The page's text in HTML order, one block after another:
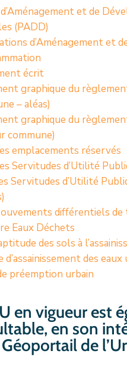
et de
(PADD)
d’Aménagement et
écrit
graphique du
– aléas)
graphique du
commune)
emplacements réservés
Servitudes d’Utilité
Servitudes d’Utilité
différentiels de
Eaux Déchets
des sols à
d’assainissement des eaux
préemption urbain
en vigueur est
en son
de